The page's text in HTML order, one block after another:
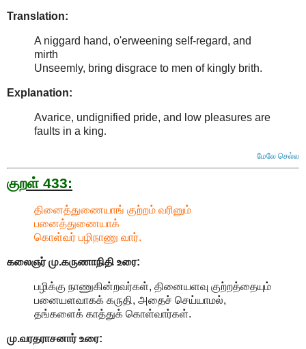
Translation:
A niggard hand, o'erweening self-regard, and
mirth
Unseemly, bring disgrace to men of kingly brith.
Explanation:
Avarice, undignified pride, and low pleasures are
faults in a king.
மேலே செல்ல
குறள் 433:
தினைத்துணையாங் குற்றம் வரினும்
பனைத்துணையாக்
கொள்வர் பழிநாணு வார்.
கலைஞர் மு.கருணாநிதி உரை:
பழிக்கு நாணுகின்றவர்கள், தினையளவு குற்றத்தையும்
பனையளவாகக் கருதி, அதைச் செய்யாமல்,
தங்களைக் காத்துக் கொள்வார்கள்.
மு.வரதராசனார்உரை: